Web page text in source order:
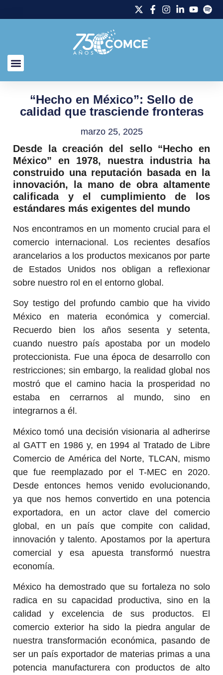
“Hecho en México”: Sello de
calidad que trasciende fronteras
marzo 25, 2025
Desde la creación del sello “Hecho en
México” en 1978, nuestra industria ha
construido una reputación basada en la
innovación, la mano de obra altamente
calificada y el cumplimiento de los
estándares más exigentes del mundo
Nos encontramos en un momento crucial para el
comercio internacional. Los recientes desafíos
arancelarios a los productos mexicanos por parte
de Estados Unidos nos obligan a reflexionar
sobre nuestro rol en el entorno global.
Soy testigo del profundo cambio que ha vivido
México en materia económica y comercial.
Recuerdo bien los años sesenta y setenta,
cuando nuestro país apostaba por un modelo
proteccionista. Fue una época de desarrollo con
restricciones; sin embargo, la realidad global nos
mostró que el camino hacia la prosperidad no
estaba en cerrarnos al mundo, sino en
integrarnos a él.
México tomó una decisión visionaria al adherirse
al GATT en 1986 y, en 1994 al Tratado de Libre
Comercio de América del Norte, TLCAN, mismo
que fue reemplazado por el T-MEC en 2020.
Desde entonces hemos venido evolucionando,
ya que nos hemos convertido en una potencia
exportadora, en un actor clave del comercio
global, en un país que compite con calidad,
innovación y talento. Apostamos por la apertura
comercial y esa apuesta transformó nuestra
economía.
México ha demostrado que su fortaleza no solo
radica en su capacidad productiva, sino en la
calidad y excelencia de sus productos. El
comercio exterior ha sido la piedra angular de
nuestra transformación económica, pasando de
ser un país exportador de materias primas a una
potencia manufacturera con productos de alto